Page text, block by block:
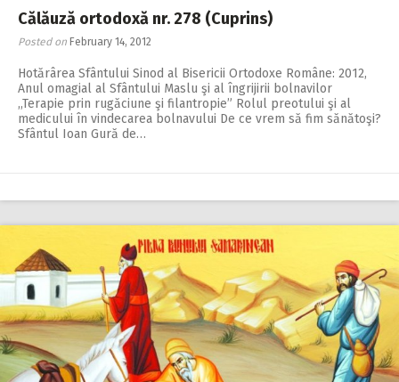
2011
2009
Călăuză ortodoxă nr. 278 (Cuprins)
Posted on February 14, 2012
Hotărârea Sfântului Sinod al Bisericii Ortodoxe Române: 2012,
Anul omagial al Sfântului Maslu şi al îngrijirii bolnavilor
,,Terapie prin rugăciune şi filantropie” Rolul preotului şi al
medicului în vindecarea bolnavului De ce vrem să fim sănătoşi?
Sfântul Ioan Gură de…